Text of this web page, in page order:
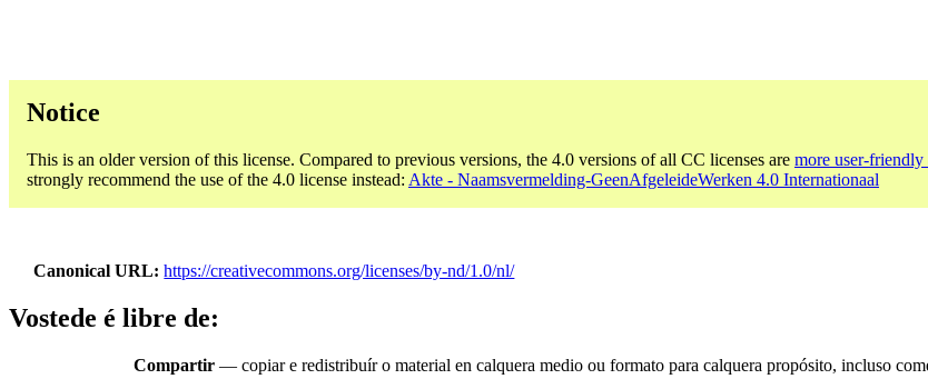
Notice
This is an older version of this license. Compared to previous versions, the 4.0 versions of all CC licenses are more user-
strongly recommend the use of the 4.0 license instead: Akte - Naamsvermelding-GeenAfgeleideWerken 4.0 Internationaal
Canonical URL https://creativecommons.org/licenses/by-nd/1.0/nl/
Vostede é libre de:
Compartir — copiar e redistribuír o material en calquera medio ou formato para calquera propósito, incluso